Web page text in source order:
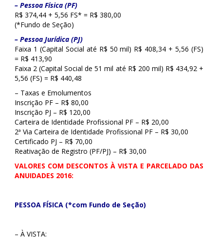
– Pessoa Física (PF)
R$ 374,44 + 5,56 FS* = R$ 380,00
(*Fundo de Seção)
– Pessoa Jurídica (PJ)
Faixa 1 (Capital Social até R$ 50 mil) R$ 408,34 + 5,56 (FS)
= R$ 413,90
Faixa 2 (Capital Social de 51 mil até R$ 200 mil) R$ 434,92 +
5,56 (FS) = R$ 440,48
– Taxas e Emolumentos
Inscrição PF – R$ 80,00
Inscrição PJ – R$ 120,00
Carteira de Identidade Profissional PF – R$ 20,00
2ª Via Carteira de Identidade Profissional PF – R$ 30,00
Certificado PJ – R$ 70,00
Reativação de Registro (PF/PJ) – R$ 30,00
VALORES COM DESCONTOS À VISTA E PARCELADO DAS
ANUIDADES 2016:
PESSOA FÍSICA (*com Fundo de Seção)
– À VISTA: